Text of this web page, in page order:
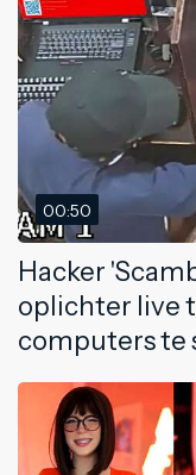
00:50
Hacker
oplichter live
computers te